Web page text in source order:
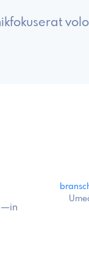
—in